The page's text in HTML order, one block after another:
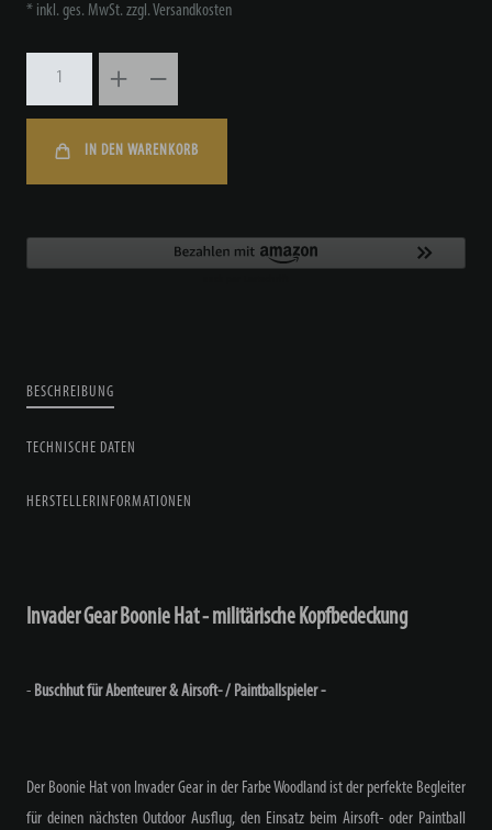
* inkl. ges. MwSt. zzgl.Versandkosten
IN DEN WARENKORB
BESCHREIBUNG
TECHNISCHE DATEN
HERSTELLERINFORMATIONEN
Invader Gear Boonie Hat - militärische Kopfbedeckung
- Buschhut für Abenteurer & Airsoft- / Paintballspieler -
Der Boonie Hat von Invader Gear in der Farbe Woodland ist der perfekte Begleiter
für deinen nächsten Outdoor Ausflug, den Einsatz beim Airsoft- oder Paintball